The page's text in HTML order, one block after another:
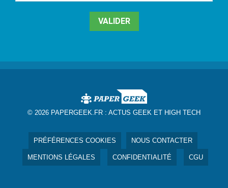
© 2026 PAPERGEEK.FR : ACTUS GEEK ET HIGH TECH
PRÉFÉRENCES COOKIES NOUS CONTACTER
MENTIONS LÉGALES CONFIDENTIALITÉ CGU